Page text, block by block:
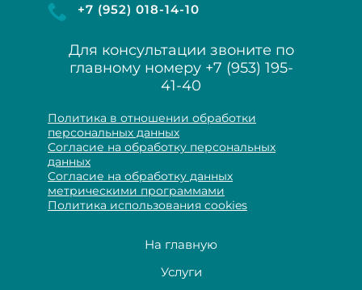
+7 (952) 018-14-10
Для консультации звоните по
главному номеру +7 (953) 195-
41-40
Политика в отношении обработки
персональных данных
Согласие на обработку персональных
данных
Согласие на обработку данных
метрическими программами
Политика использования cookies
На главную
Услуги